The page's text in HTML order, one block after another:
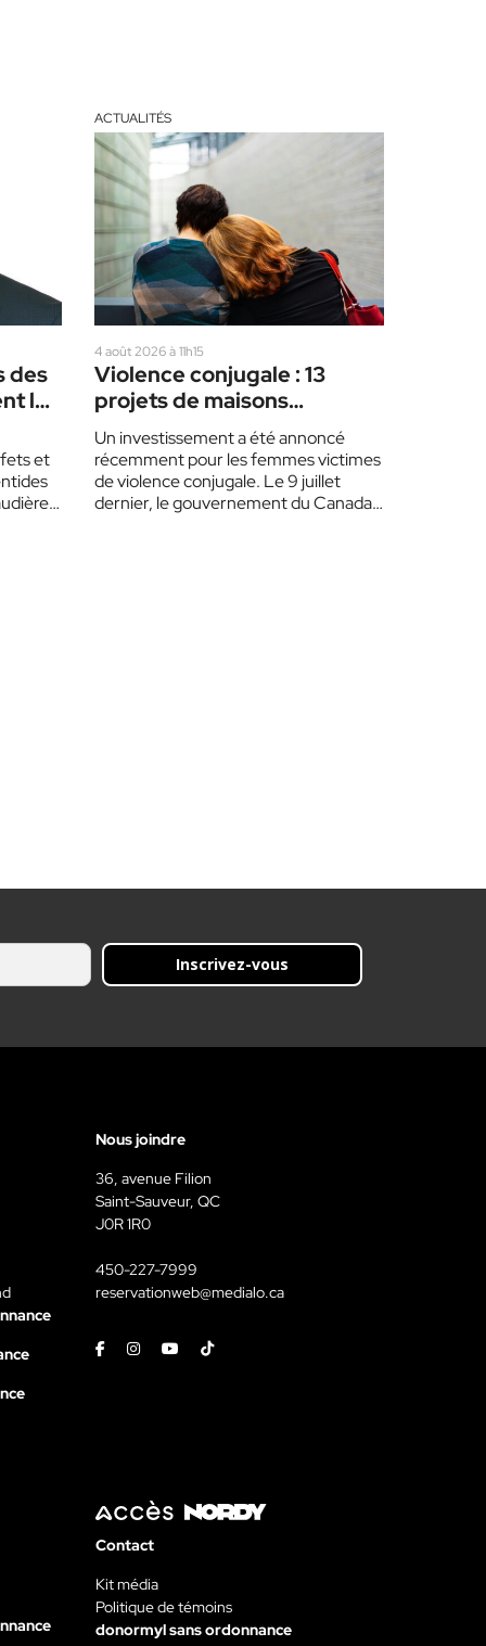
des
les
et
ACTUALITÉS
4 août 2026 à 11h15
Violence conjugale : 13
projets de maisons
d’hébergement, dont 2
dans les Laurentides
Un investissement a été annoncé
récemment pour les femmes victimes
de violence conjugale. Le 9 juillet
dernier, le gouvernement du Canada,
Inscrivez-vous
Nous joindre
36, avenue Filion
Saint-Sauveur, QC
J0R 1R0
450-227-7999
reservationweb@medialo.ca
FacebookInstagramYoutubeTiktok
Contact
Kit média
Politique de témoins
donormyl sans ordonnance